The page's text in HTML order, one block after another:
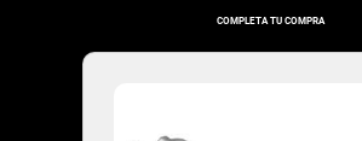
COMPLETA TU COMPRA